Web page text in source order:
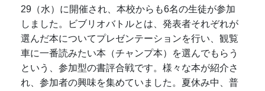
29（水）に開催され、本校からも6名の生徒が参加
しました。ビブリオバトルとは、発表者それぞれが
選んだ本についてプレゼンテーションを行い、観覧
車に一番読みたい本（チャンプ本）を選んでもらう
という、参加型の書評合戦です。様々な本が紹介さ
れ、参加者の興味を集めていました。夏休み中、普